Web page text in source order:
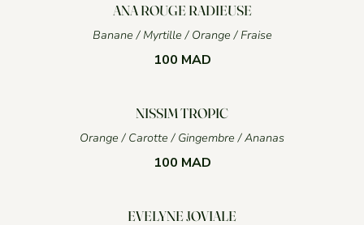
ANA ROUGE RADIEUSE
100 MAD
NISSIM TROPIC
Orange / Carotte / Gingembre / Ananas
100 MAD
EVELYNE JOVIALE